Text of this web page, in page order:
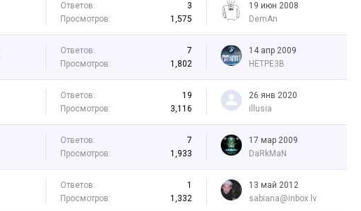
Ответов:
3
Просмотров:
1,575
19 июн 2008
DemAn
Ответов:
7
Просмотров:
1,802
14 апр 2009
HETPE3B
Ответов:
19
Просмотров:
3,116
26 янв 2020
illusia
Ответов:
7
Просмотров:
1,933
17 мар 2009
DaRkMaN
Ответов:
1
Просмотров:
1,332
13 май 2012
sabiana@inbox.lv